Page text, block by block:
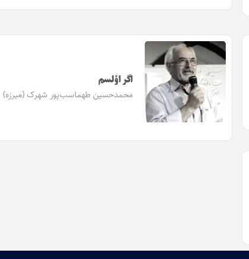
اگر اؤلسم
محمدحسین طهماسب‌پور شهرک (میرزه)